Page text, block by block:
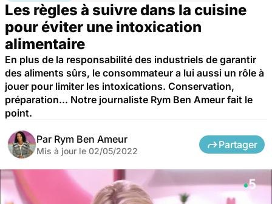
Les règles à suivre dans la cuisine
pour éviter une intoxication
alimentaire
En plus de la responsabilité des industriels de garantir
des aliments sûrs, le consommateur a lui aussi un rôle à
jouer pour limiter les intoxications. Conservation,
préparation... Notre journaliste Rym Ben Ameur fait le
point.
Par Rym Ben Ameur
Mis à jour le 02/05/2022
Partager